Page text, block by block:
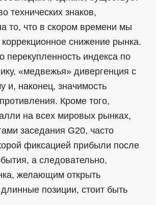
технических знаков,
то, что в скором времени мы
снижение рынка.
перекупленность индекса по
«медвежья» дивергенция с
и, наконец, значимость
Кроме того,
на всех мировых рынках,
заседания G20, часто
фиксацией прибыли после
а следовательно,
желающим открыть
позиции, стоит быть